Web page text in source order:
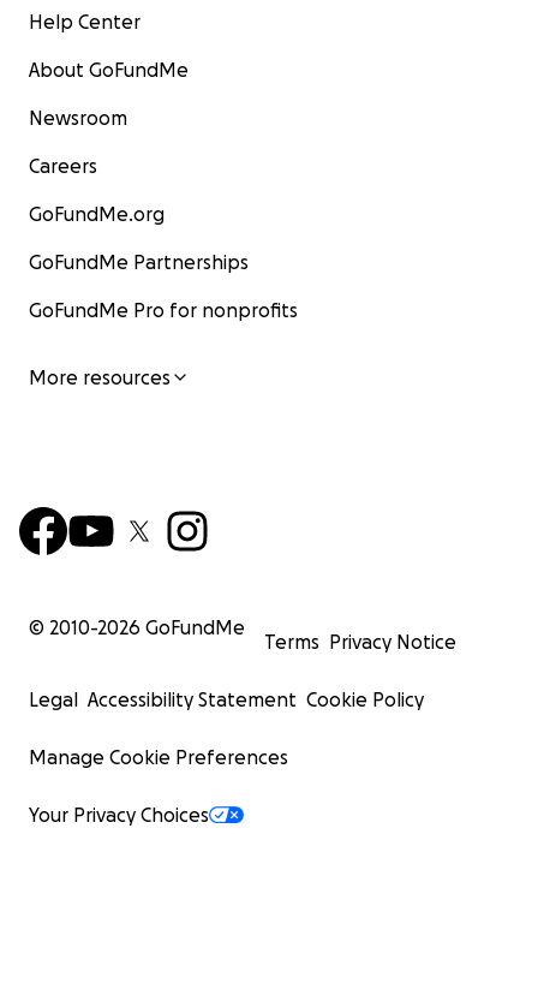
Help Center
About GoFundMe
Newsroom
Careers
GoFundMe.org
GoFundMe Partnerships
GoFundMe Pro for nonprofits
More resources
© 2010-2026 GoFundMe
Terms Privacy Notice
Legal Accessibility Statement Cookie Policy
Manage Cookie Preferences
Your Privacy Choices